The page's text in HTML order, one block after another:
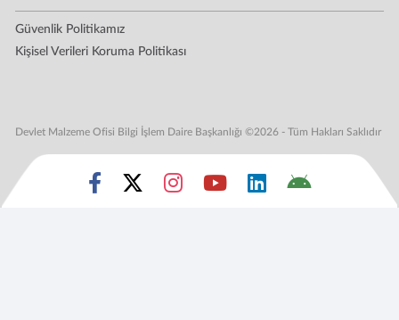
Güvenlik Politikamız
Kişisel Verileri Koruma Politikası
Devlet Malzeme Ofisi Bilgi İşlem Daire Başkanlığı ©2026 - Tüm Hakları Saklıdır